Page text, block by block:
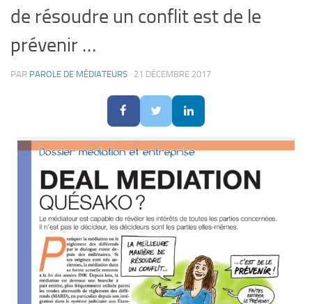
de résoudre un conflit est de le
prévenir …
PAR PAROLE DE MÉDIATEURS · 21 DÉCEMBRE 2017